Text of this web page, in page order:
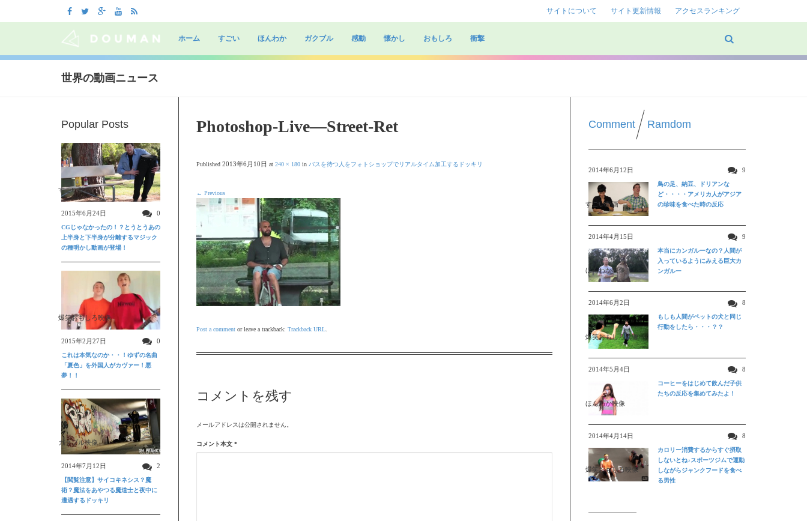
サイトについて サイト更新情報 アクセスランキング
to
ホーム すごい ほんわか ガクブル 感動 懐かし おもしろ 衝撃
世界の動画ニュース
Photoshop-Live—Street-Ret
Published 2013年6月10日 at 240 × 180 in バスを待つ人をフォトショップでリアルタイム加工するドッキリ
← Previous
Post a comment or leave a trackback: Trackback URL
コメントを残す
メールアドレスは公開されません。
コメント本文 *
Comment Ramdom
2014年6月12日 9
すごい動画
鳥の足、納豆、ドリアンな
ど・・・・アメリカ人がアジア
の珍味を食べた時の反応
2014年4月15日 9
ほんわか映像
本当にカンガルーなの？人間が
入っているようにみえる巨大カ
ンガルー
2014年6月2日 8
爆笑おもしろ映像
もしも人間がペットの犬と同じ
行動をしたら・・・？？
2014年5月4日 8
ほんわか映像
コーヒーをはじめて飲んだ子供
たちの反応を集めてみたよ！
2014年4月14日 8
爆笑おもしろ映像
カロリー消費するからすぐ摂取
しないとね♪スポーツジムで運動
しながらジャンクフードを食べ
る男性
Popular Posts
すごい動画
2015年6月24日 0
CGじゃなかったの！？とうとうあの
上半身と下半身が分離するマジック
の種明かし動画が登場！
爆笑おもしろ映像
2015年2月27日 0
これは本気なのか・・！ゆずの名曲
「夏色」を外国人がカヴァー！悪
夢！！
ガクブル映像
2014年7月12日 2
【閲覧注意】サイコキネシス？魔
術？魔法をあやつる魔道士と夜中に
遭遇するドッキリ